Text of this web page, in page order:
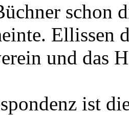
schon
Ellissen
und das
ist